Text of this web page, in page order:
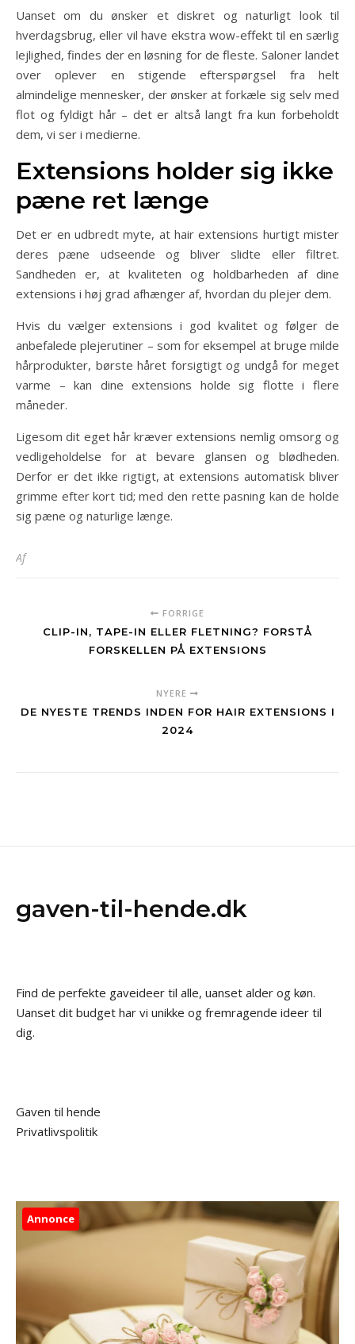
Uanset om du ønsker et diskret og naturligt look til
hverdagsbrug, eller vil have ekstra wow-effekt til en særlig
lejlighed, findes der en løsning for de fleste. Saloner landet
over oplever en stigende efterspørgsel fra helt
almindelige mennesker, der ønsker at forkæle sig selv med
flot og fyldigt hår – det er altså langt fra kun forbeholdt
dem, vi ser i medierne.
Extensions holder sig ikke
pæne ret længe
Det er en udbredt myte, at hair extensions hurtigt mister
deres pæne udseende og bliver slidte eller filtret.
Sandheden er, at kvaliteten og holdbarheden af dine
extensions i høj grad afhænger af, hvordan du plejer dem.
Hvis du vælger extensions i god kvalitet og følger de
anbefalede plejerutiner – som for eksempel at bruge milde
hårprodukter, børste håret forsigtigt og undgå for meget
varme – kan dine extensions holde sig flotte i flere
måneder.
Ligesom dit eget hår kræver extensions nemlig omsorg og
vedligeholdelse for at bevare glansen og blødheden.
Derfor er det ikke rigtigt, at extensions automatisk bliver
grimme efter kort tid; med den rette pasning kan de holde
sig pæne og naturlige længe.
Af
FORRIGE
CLIP-IN, TAPE-IN ELLER FLETNING? FORSTÅ
FORSKELLEN PÅ EXTENSIONS
NYERE
DE NYESTE TRENDS INDEN FOR HAIR EXTENSIONS I
2024
gaven-til-hende.dk
Find de perfekte gaveideer til alle, uanset alder og køn.
Uanset dit budget har vi unikke og fremragende ideer til
dig.
Gaven til hende
Privatlivspolitik
Annonce